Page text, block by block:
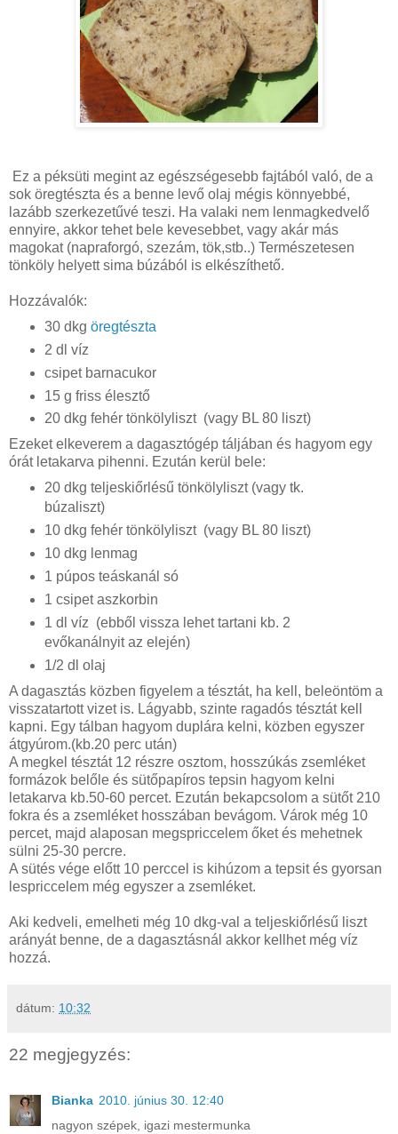
Ez a péksüti megint az egészségesebb fajtából való, de a
sok öregtészta és a benne levő olaj mégis könnyebbé,
lazább szerkezetűvé teszi. Ha valaki nem lenmagkedvelő
ennyire, akkor tehet bele kevesebbet, vagy akár más
magokat (napraforgó, szezám, tök,stb..) Természetesen
tönköly helyett sima búzából is elkészíthető.
Hozzávalók:
30 dkg öregtészta
2 dl víz
csipet barnacukor
15 g friss élesztő
20 dkg fehér tönkölyliszt (vagy BL 80 liszt)
Ezeket elkeverem a dagasztógép táljában és hagyom egy
órát letakarva pihenni. Ezután kerül bele:
20 dkg teljeskiőrlésű tönkölyliszt (vagy tk.
búzaliszt)
10 dkg fehér tönkölyliszt (vagy BL 80 liszt)
10 dkg lenmag
1 púpos teáskanál só
1 csipet aszkorbin
1 dl víz (ebből vissza lehet tartani kb. 2
evőkanálnyit az elején)
1/2 dl olaj
A dagasztás közben figyelem a tésztát, ha kell, beleöntöm a
visszatartott vizet is. Lágyabb, szinte ragadós tésztát kell
kapni. Egy tálban hagyom duplára kelni, közben egyszer
átgyúrom.(kb.20 perc után)
A megkel tésztát 12 részre osztom, hosszúkás zsemléket
formázok belőle és sütőpapíros tepsin hagyom kelni
letakarva kb.50-60 percet. Ezután bekapcsolom a sütőt 210
fokra és a zsemléket hosszában bevágom. Várok még 10
percet, majd alaposan megspriccelem őket és mehetnek
sülni 25-30 percre.
A sütés vége előtt 10 perccel is kihúzom a tepsit és gyorsan
lespriccelem még egyszer a zsemléket.
Aki kedveli, emelheti még 10 dkg-val a teljeskiőrlésű liszt
arányát benne, de a dagasztásnál akkor kellhet még víz
hozzá.
dátum: 10:32
22 megjegyzés:
Bianka 2010. június 30. 12:40
nagyon szépek, igazi mestermunka